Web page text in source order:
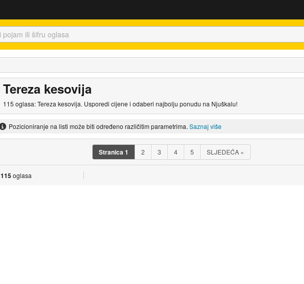
Tereza kesovija
115 oglasa: Tereza kesovija. Usporedi cijene i odaberi najbolju ponudu na Njuškalu!
Pozicioniranje na listi može biti određeno različitim parametrima. Saznaj više
Stranica1 2 3 4 5 SLJEDEĆA »
115oglasa